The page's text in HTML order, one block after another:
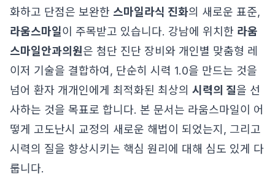
화하고 단점은 보완한 스마일라식 진화의 새로운 표준,
라움스마일이 주목받고 있습니다. 강남에 위치한 라움
스마일안과의원은 첨단 진단 장비와 개인별 맞춤형 레
이저 기술을 결합하여, 단순히 시력 1.0을 만드는 것을
넘어 환자 개개인에게 최적화된 최상의 시력의 질을 선
사하는 것을 목표로 합니다. 본 문서는 라움스마일이 어
떻게 고도난시 교정의 새로운 해법이 되었는지, 그리고
시력의 질을 향상시키는 핵심 원리에 대해 심도 있게 다
룹니다.